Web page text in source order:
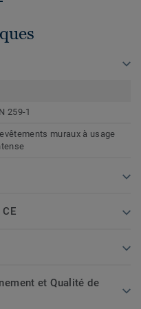
259-1
muraux à usage
et Qualité de